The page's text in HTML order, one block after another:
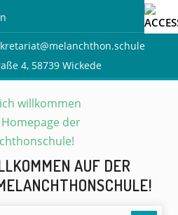
4, 58739 Wickede
AUF DER